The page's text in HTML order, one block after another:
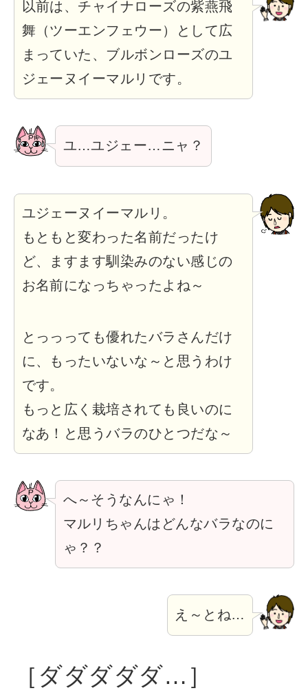
以前は、チャイナローズの紫燕飛
舞（ツーエンフェウー）として広
まっていた、ブルボンローズのユ
ジェーヌイーマルリです。
ユ…ユジェー…ニャ？
ユジェーヌイーマルリ。
もともと変わった名前だったけ
ど、ますます馴染みのない感じの
お名前になっちゃったよね～
とっっっても優れたバラさんだけ
に、もったいないな～と思うわけ
です。
もっと広く栽培されても良いのに
なあ！と思うバラのひとつだな～
へ～そうなんにゃ！
マルリちゃんはどんなバラなのに
ゃ？？
え～とね…
［ダダダダダ…］